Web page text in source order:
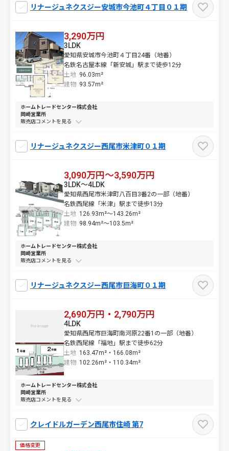
リナージュネクスジー安城市今池町４丁目０１期
3,290万円
愛知県安城市今池町４丁目24番（地番）
名鉄名古屋本線「新安城」駅まで徒歩12分
土地 96.03m²
3LDK
建物 93.57m²
ホームトレードセンター株式会社
岡崎営業所
販売店コメントを
リナージュネクスジー西尾市米津町０１期
3,090万円～3,590万円
愛知県西尾市米津町八百目3番2の一部（地番）
名鉄西尾線「米津」駅まで徒歩13分
土地 126.93m²～143.26m²
3LDK～4LDK
建物 98.94m²～103.5m²
ホームトレードセンター株式会社
岡崎営業所
販売店コメントを
リナージュネクスジー西尾市巨海町０１期
2,690万円・2,790万円
愛知県西尾市巨海町南河原22番1の一部（地番）
名鉄西尾線「福地」駅まで徒歩62分
土地 163.47m²・ 166.08m²
4LDK
建物 102.26m²・ 110.34m²
ホームトレードセンター株式会社
岡崎営業所
販売店コメントを
クレイドルガーデン西尾市住崎 第7
価格変更